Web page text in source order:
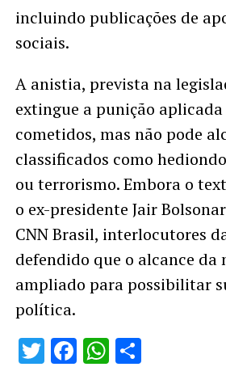
incluindo publicações de
sociais.
A anistia, prevista na
extingue a punição
cometidos, mas não pode
classificados como
ou terrorismo. Embora o
o ex-presidente Jair
CNN Brasil, interlocutores
defendido que o alcance da
ampliado para possibilitar
política.
Twitter
Facebook
WhatsApp
Share